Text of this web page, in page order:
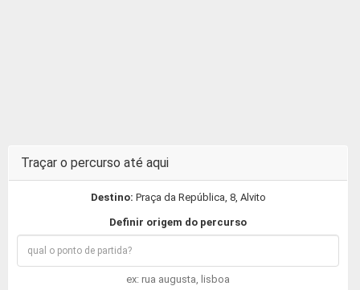
Traçar o percurso até aqui
Destino: Praça da República, 8, Alvito
Definir origem do percurso
ex: rua augusta, lisboa